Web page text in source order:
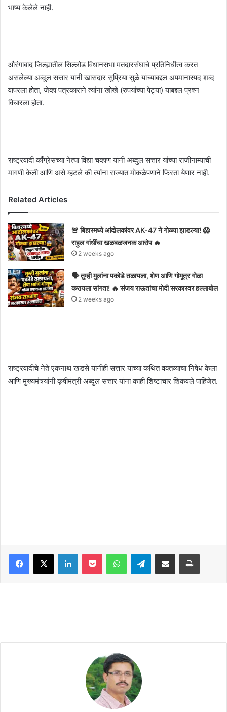
भाष्य केलेले नाही.
औरंगाबाद जिल्ह्यातील सिल्लोड विधानसभा मतदारसंघाचे प्रतिनिधीत्व करत
असलेल्या अब्दुल सत्तार यांनी खासदार सुप्रिया सुळे यांच्याबद्दल अपमानास्पद शब्द
वापरला होता, जेव्हा पत्रकारांने त्यांना खोखे (रुपयांच्या पेट्या) याबद्दल प्रश्न
विचारला होता.
राष्ट्रवादी काँग्रेसच्या नेत्या विद्या चव्हाण यांनी अब्दुल सत्तार यांच्या राजीनाम्याची
मागणी केली आणि असे म्हटले की त्यांना राज्यात मोकळेपणाने फिरता येणार नाही.
Related Articles
🚨 बिहारमध्ये आंदोलकांवर AK-47 ने गोळ्या झाडल्या! 😱
राहुल गांधींचा खळबळजनक आरोप 🔥
2 weeks ago
🗣️ तुम्ही मुलांना पकोडे तळायला, शेण आणि गोमूत्र गोळा
करायला सांगता! 🔥 संजय राऊतांचा मोदी सरकारवर हल्लाबोल
2 weeks ago
राष्ट्रवादीचे नेते एकनाथ खडसे यांनीही सत्तार यांच्या कथित वक्तव्याचा निषेध केला
आणि मुख्यमंत्र्यांनी कृषीमंत्री अब्दुल सत्तार यांना काही शिष्टाचार शिकवले पाहिजेत.
Facebook
X LinkedInPocket WhatsAppTelegramShare via Email Print